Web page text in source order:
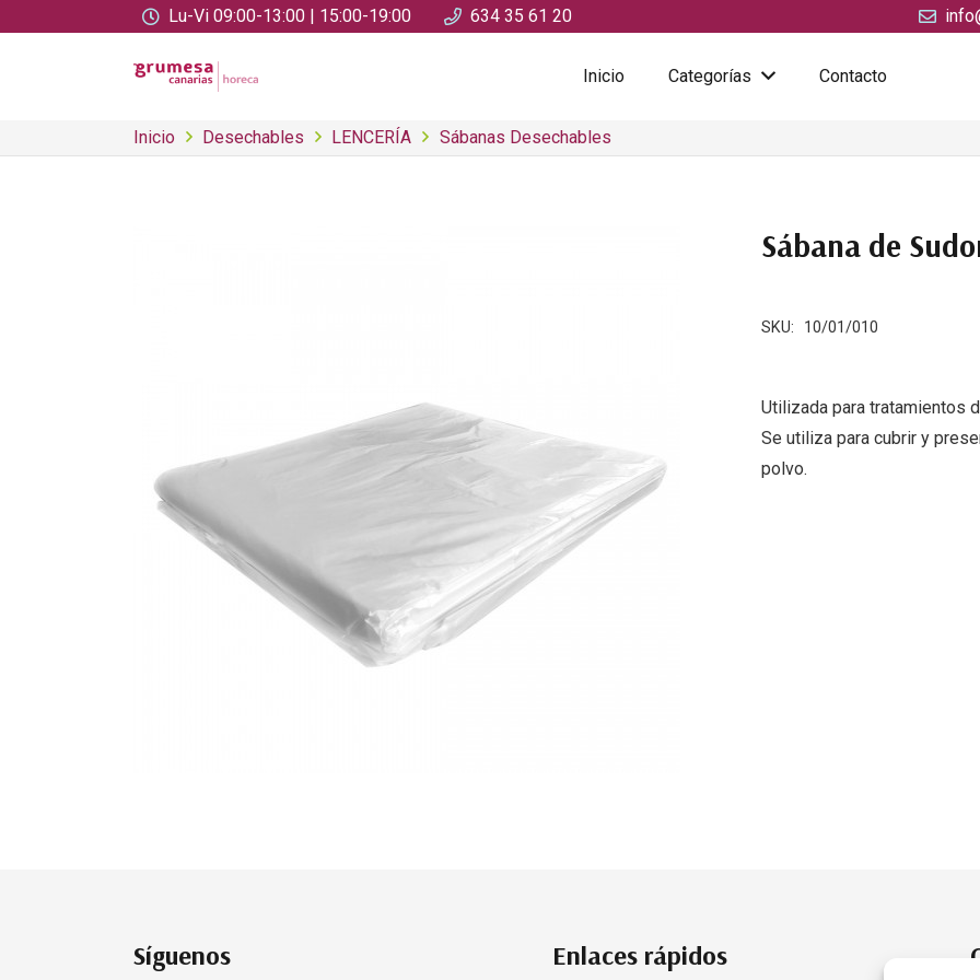
Lu-Vi 09:00-13:00 | 15:00-19:00 634 35 61 20
Inicio Categorías Contacto
Inicio Desechables LENCERÍA Sábanas Desechables
Sábana de
SKU: 10/01/010
Utilizada para tratamientos
Se utiliza para cubrir y
polvo.
Síguenos Enlaces rápidos